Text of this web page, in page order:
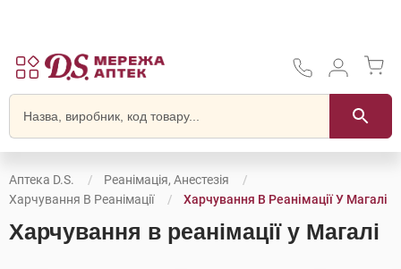
Аптека D.S.
Реанімація, Анестезія
Харчування В Реанімації
Харчування В Реанімації У Магалі
Харчування в реанімації у Магалі